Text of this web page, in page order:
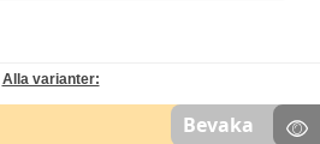
Alla varianter:
Bevaka